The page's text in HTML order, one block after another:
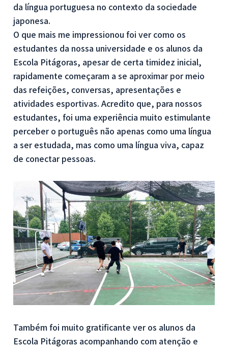
da língua portuguesa no contexto da sociedade
japonesa.
O que mais me impressionou foi ver como os
estudantes da nossa universidade e os alunos da
Escola Pitágoras, apesar de certa timidez inicial,
rapidamente começaram a se aproximar por meio
das refeições, conversas, apresentações e
atividades esportivas. Acredito que, para nossos
estudantes, foi uma experiência muito estimulante
perceber o português não apenas como uma língua
a ser estudada, mas como uma língua viva, capaz
de conectar pessoas.
Também foi muito gratificante ver os alunos da
Escola Pitágoras acompanhando com atenção e